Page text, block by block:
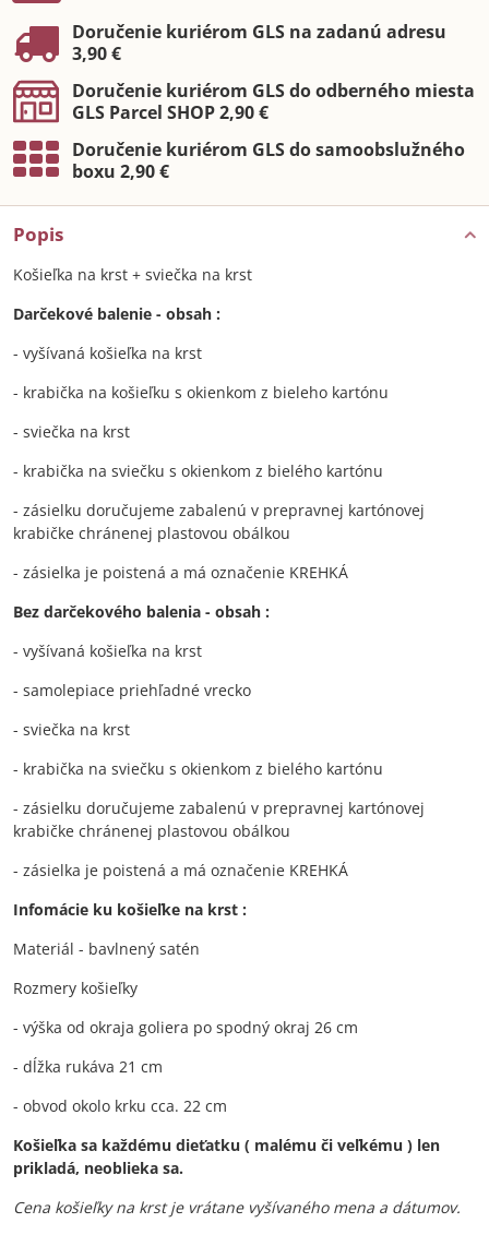
Doručenie kuriérom GLS na zadanú adresu
3,90 €
Doručenie kuriérom GLS do odberného miesta
GLS Parcel SHOP 2,90 €
Doručenie kuriérom GLS do samoobslužného
boxu 2,90 €
Popis
Košieľka na krst + sviečka na krst
Darčekové balenie - obsah :
- vyšívaná košieľka na krst
- krabička na košieľku s okienkom z bieleho kartónu
- sviečka na krst
- krabička na sviečku s okienkom z bielého kartónu
- zásielku doručujeme zabalenú v prepravnej kartónovej
krabičke chránenej plastovou obálkou
- zásielka je poistená a má označenie KREHKÁ
Bez darčekového balenia - obsah :
- vyšívaná košieľka na krst
- samolepiace priehľadné vrecko
- sviečka na krst
- krabička na sviečku s okienkom z bielého kartónu
- zásielku doručujeme zabalenú v prepravnej kartónovej
krabičke chránenej plastovou obálkou
- zásielka je poistená a má označenie KREHKÁ
Infomácie ku košieľke na krst :
Materiál - bavlnený satén
Rozmery košieľky
- výška od okraja goliera po spodný okraj 26 cm
- dĺžka rukáva 21 cm
- obvod okolo krku cca. 22 cm
Košieľka sa každému dieťatku ( malému či veľkému ) len
prikladá, neoblieka sa.
Cena košieľky na krst je vrátane vyšívaného mena a dátumov.